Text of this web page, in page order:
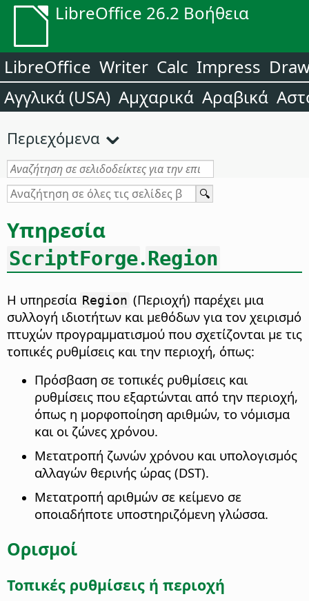
LibreOffice 26.2 Βοήθεια
LibreOffice Writer Calc Impress
Αγγλικά (USA) Αμχαρικά Αραβικά
Περιεχόμενα
Υπηρεσία
ScriptForge.Region
Η υπηρεσία Region (Περιοχή) παρέχει μια
συλλογή ιδιοτήτων και μεθόδων για τον χειρισμό
πτυχών προγραμματισμού που σχετίζονται με τις
τοπικές ρυθμίσεις και την περιοχή, όπως:
Πρόσβαση σε τοπικές ρυθμίσεις και
ρυθμίσεις που εξαρτώνται από την περιοχή,
όπως η μορφοποίηση αριθμών, το νόμισμα
και οι ζώνες χρόνου.
Μετατροπή ζωνών χρόνου και υπολογισμός
αλλαγών θερινής ώρας (DST).
Μετατροπή αριθμών σε κείμενο σε
οποιαδήποτε υποστηριζόμενη γλώσσα.
Ορισμοί
Τοπικές ρυθμίσεις ή περιοχή